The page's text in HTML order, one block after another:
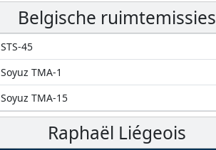
Belgische ruimtemissies
STS-45
Soyuz TMA-1
Soyuz TMA-15
Raphaël Liégeois